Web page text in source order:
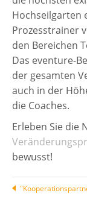
Hochseilgarten
Prozesstrainer
den Bereichen
Das eventure-
der gesamten
auch in der
die Coaches.
Erleben Sie die
bewusst!